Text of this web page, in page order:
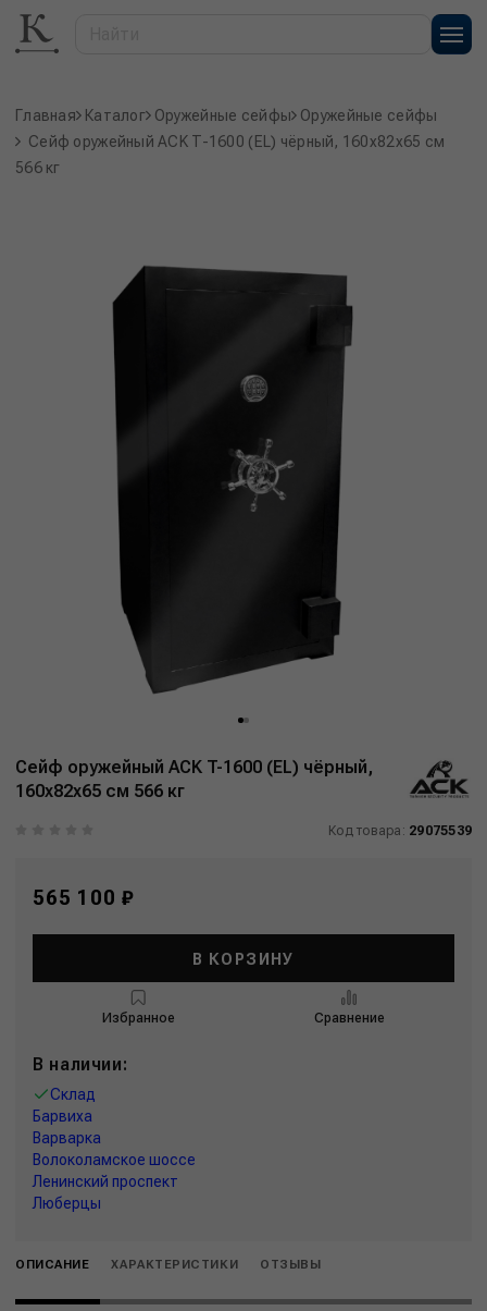
Главная Каталог Оружейные сейфы Оружейные сейфы
Сейф оружейный ACK T-1600 (EL) чёрный, 160x82x65 см
566 кг
Сейф оружейный ACK T-1600 (EL) чёрный,
160x82x65 см 566 кг
Код товара: 29075539
565 100 ₽
В КОРЗИНУ
Избранное Сравнение
В наличии:
Склад
Барвиха
Варварка
Волоколамское шоссе
Ленинский проспект
Люберцы
ОПИСАНИЕ ХАРАКТЕРИСТИКИ ОТЗЫВЫ